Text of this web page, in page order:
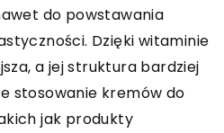
do powstawania
Dzięki witaminie
a jej struktura bardziej
stosowanie kremów do
jak produkty